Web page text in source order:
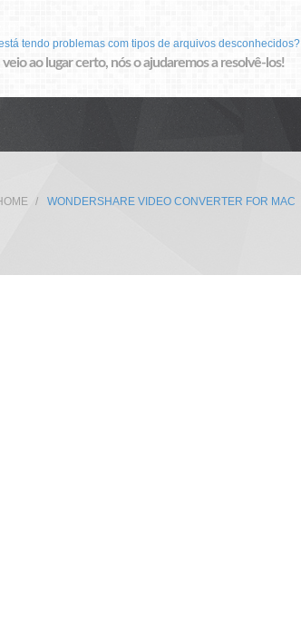
tendo problemas com tipos de arquivos desconhecidos?
ao lugar certo, nós o ajudaremos a resolvê-los!
WONDERSHARE VIDEO CONVERTER FOR MAC